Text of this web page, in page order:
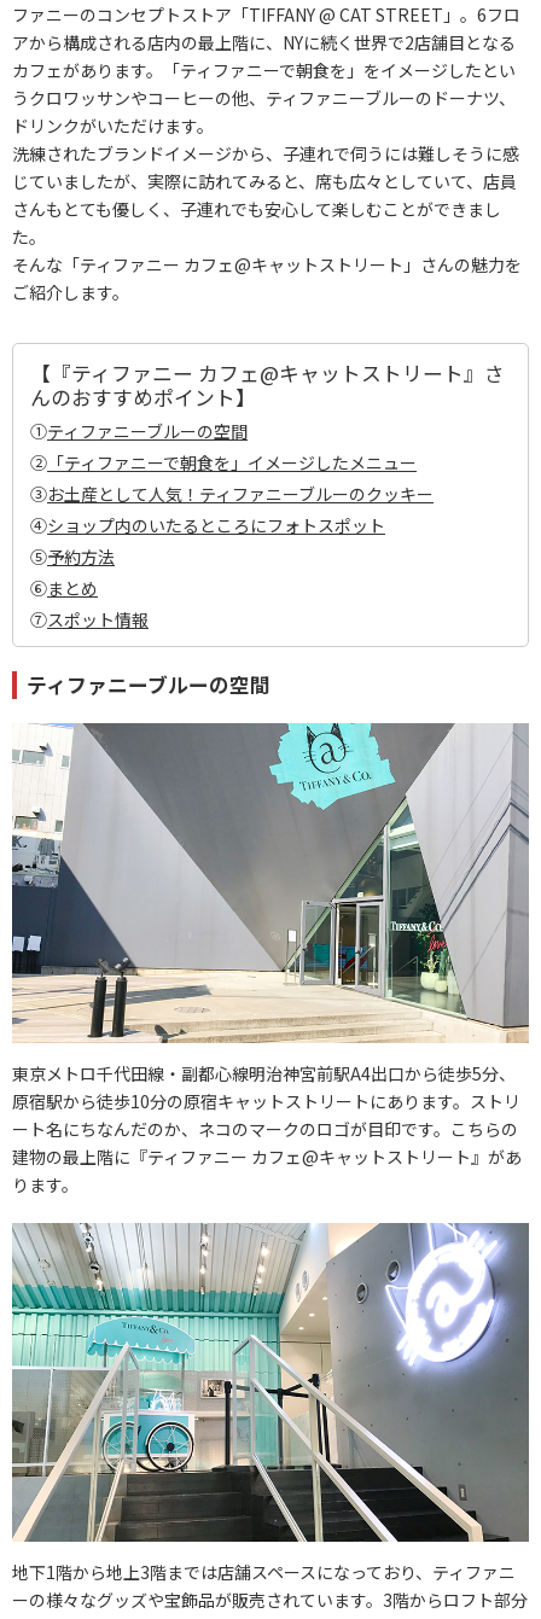
ファニーのコンセプトストア「TIFFANY @ CAT STREET」。6フロ
アから構成される店内の最上階に、NYに続く世界で2店舗目となる
カフェがあります。「ティファニーで朝食を」をイメージしたとい
うクロワッサンやコーヒーの他、ティファニーブルーのドーナツ、
ドリンクがいただけます。
洗練されたブランドイメージから、子連れで伺うには難しそうに感
じていましたが、実際に訪れてみると、席も広々としていて、店員
さんもとても優しく、子連れでも安心して楽しむことができまし
た。
そんな「ティファニー カフェ@キャットストリート」さんの魅力を
ご紹介します。
【『ティファニー カフェ@キャットストリート』さ
んのおすすめポイント】
①ティファニーブルーの空間
② 「ティファニーで朝食を」イメージしたメニュー
③お土産として人気！ティファニーブルーのクッキー
④ショップ内のいたるところにフォトスポット
⑤予約方法
⑥まとめ
⑦スポット情報
ティファニーブルーの空間
東京メトロ千代田線・副都心線明治神宮前駅A4出口から徒歩5分、
原宿駅から徒歩10分の原宿キャットストリートにあります。ストリ
ート名にちなんだのか、ネコのマークのロゴが目印です。こちらの
建物の最上階に『ティファニー カフェ@キャットストリート』があ
ります。
地下1階から地上3階までは店舗スペースになっており、ティファニ
ーの様々なグッズや宝飾品が販売されています。3階からロフト部分